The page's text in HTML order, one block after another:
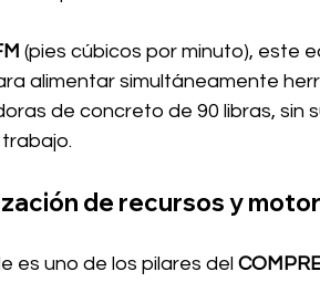
(pies cúbicos por minuto), este
alimentar simultáneamente
de concreto de 90 libras, sin
de recursos y
es uno de los pilares del